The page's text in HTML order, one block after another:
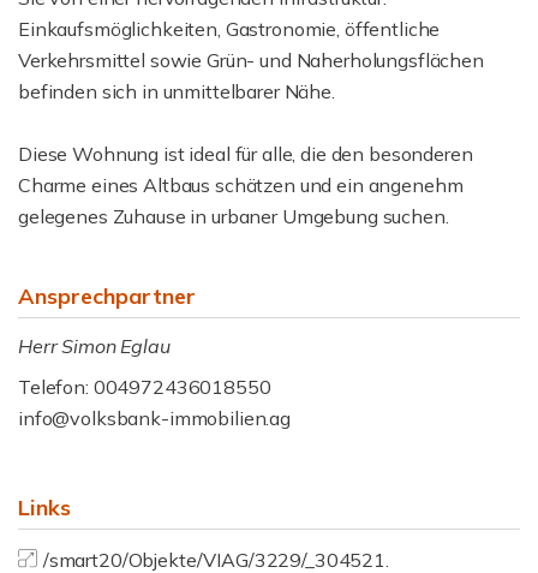
Einkaufsmöglichkeiten, Gastronomie, öffentliche
Verkehrsmittel sowie Grün- und Naherholungsflächen
befinden sich in unmittelbarer Nähe.
Diese Wohnung ist ideal für alle, die den besonderen
Charme eines Altbaus schätzen und ein angenehm
gelegenes Zuhause in urbaner Umgebung suchen.
Ansprechpartner
Herr Simon Eglau
Telefon: 004972436018550
info@volksbank-immobilien.ag
Links
/smart20/Objekte/VIAG/3229/_304521.